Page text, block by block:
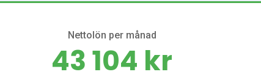
Nettolön per månad
43 104 kr